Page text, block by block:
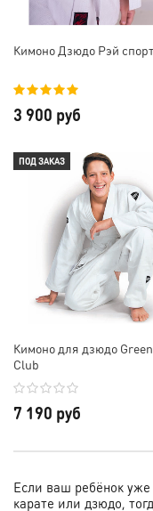
Кимоно Дзюдо Рэй спорт
3 900 руб
ПОД ЗАКАЗ
Кимоно для дзюдо
Club
7 190 руб
Если ваш ребёнок уже
карате или дзюдо,